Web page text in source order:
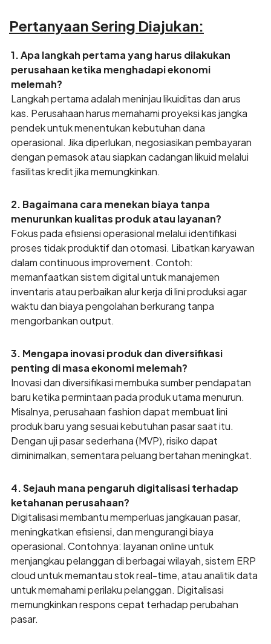
Pertanyaan Sering Diajukan:
1. Apa langkah pertama yang harus dilakukan
perusahaan ketika menghadapi ekonomi
melemah?
Langkah pertama adalah meninjau likuiditas dan arus
kas. Perusahaan harus memahami proyeksi kas jangka
pendek untuk menentukan kebutuhan dana
operasional. Jika diperlukan, negosiasikan pembayaran
dengan pemasok atau siapkan cadangan likuid melalui
fasilitas kredit jika memungkinkan.
2. Bagaimana cara menekan biaya tanpa
menurunkan kualitas produk atau layanan?
Fokus pada efisiensi operasional melalui identifikasi
proses tidak produktif dan otomasi. Libatkan karyawan
dalam continuous improvement. Contoh:
memanfaatkan sistem digital untuk manajemen
inventaris atau perbaikan alur kerja di lini produksi agar
waktu dan biaya pengolahan berkurang tanpa
mengorbankan output.
3. Mengapa inovasi produk dan diversifikasi
penting di masa ekonomi melemah?
Inovasi dan diversifikasi membuka sumber pendapatan
baru ketika permintaan pada produk utama menurun.
Misalnya, perusahaan fashion dapat membuat lini
produk baru yang sesuai kebutuhan pasar saat itu.
Dengan uji pasar sederhana (MVP), risiko dapat
diminimalkan, sementara peluang bertahan meningkat.
4. Sejauh mana pengaruh digitalisasi terhadap
ketahanan perusahaan?
Digitalisasi membantu memperluas jangkauan pasar,
meningkatkan efisiensi, dan mengurangi biaya
operasional. Contohnya: layanan online untuk
menjangkau pelanggan di berbagai wilayah, sistem ERP
cloud untuk memantau stok real-time, atau analitik data
untuk memahami perilaku pelanggan. Digitalisasi
memungkinkan respons cepat terhadap perubahan
pasar.